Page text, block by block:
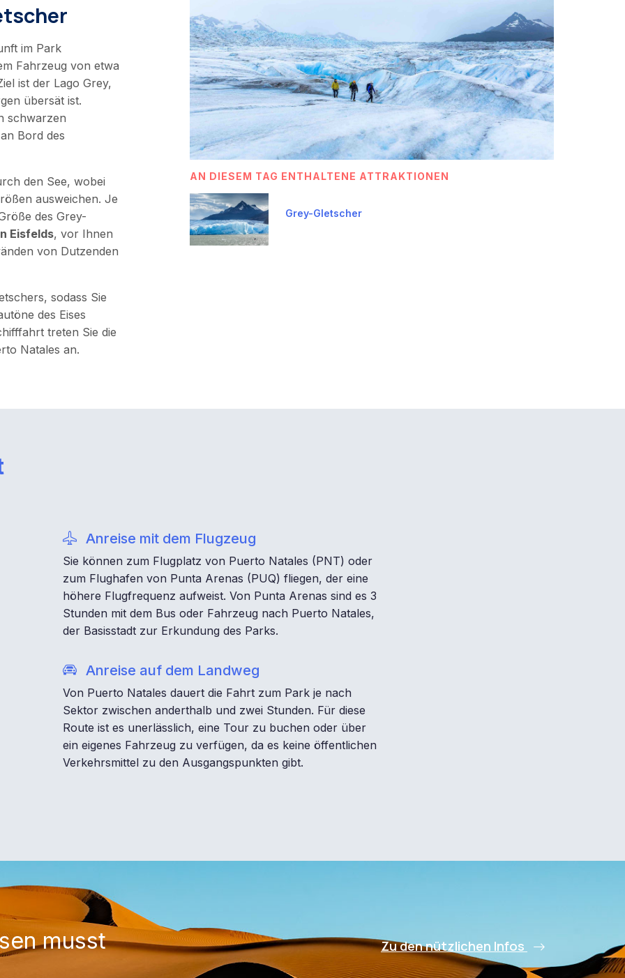
AN DIESEM TAG ENTHALTENE ATTRAKTIONEN
Grey-Gletscher
im Park
Fahrzeug von etwa
ist der Lago Grey,
übersät ist.
schwarzen
Bord des
den See, wobei
ausweichen. Je
des Grey-
Eisfelds, vor Ihnen
von Dutzenden
sodass Sie
des Eises
treten Sie die
Natales an.
Anreise mit dem Flugzeug
Sie können zum Flugplatz von Puerto Natales (PNT) oder
zum Flughafen von Punta Arenas (PUQ) fliegen, der eine
höhere Flugfrequenz aufweist. Von Punta Arenas sind es 3
Stunden mit dem Bus oder Fahrzeug nach Puerto Natales,
der Basisstadt zur Erkundung des Parks.
Anreise auf dem Landweg
Von Puerto Natales dauert die Fahrt zum Park je nach
Sektor zwischen anderthalb und zwei Stunden. Für diese
Route ist es unerlässlich, eine Tour zu buchen oder über
ein eigenes Fahrzeug zu verfügen, da es keine öffentlichen
Verkehrsmittel zu den Ausgangspunkten gibt.
musst Zu den nützlichen Infos